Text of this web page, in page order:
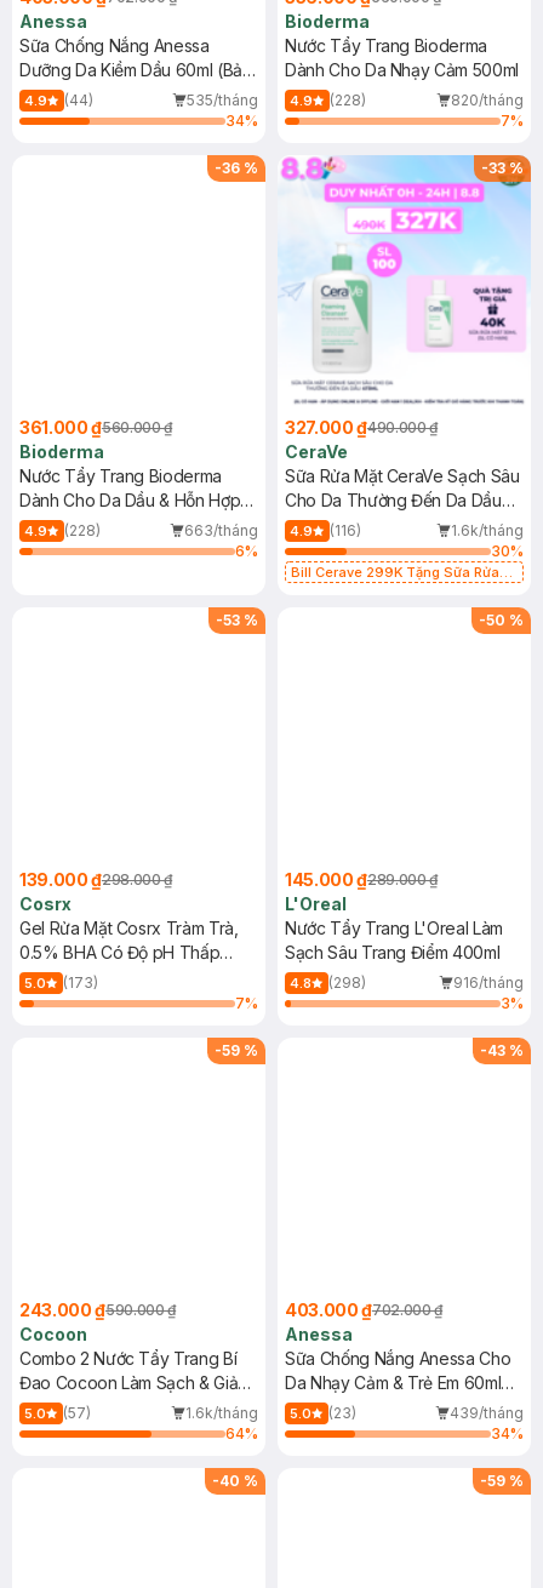
Anessa
Sữa Chống Nắng Anessa
Dưỡng Da Kiềm Dầu 60ml (Bản
Mới)
4.9 (44)
535/tháng
34%
Bioderma
Nước Tẩy Trang Bioderma
Dành Cho Da Nhạy Cảm 500ml
4.9 (228)
820/tháng
7%
-36 %
361.000 ₫560.000 ₫
Bioderma
Nước Tẩy Trang Bioderma
Dành Cho Da Dầu & Hỗn Hợp
500ml
4.9 (228)
663/tháng
6%
-33%
327.000 ₫490.000 ₫
CeraVe
Sữa Rửa Mặt CeraVe Sạch Sâu
Cho Da Thường Đến Da Dầu
473ml
4.9 (116)
1.6k/tháng
30%
Bill Cerave 299K Tặng Sữa Rửa
-53 %
139.000 ₫298.000 ₫
Cosrx
Gel Rửa Mặt Cosrx Tràm Trà,
0.5% BHA Có Độ pH Thấp
150ml
5.0
(173)
7%
-50 %
145.000 ₫289.000 ₫
L'Oreal
Nước Tẩy Trang L'Oreal Làm
Sạch Sâu Trang Điểm 400ml
4.8 (298)
916/tháng
3%
-59 %
243.000 ₫590.000 ₫
Cocoon
Combo 2 Nước Tẩy Trang Bí
Đao Cocoon Làm Sạch & Giảm
Dầu 500ml
5.0 (57)
1.6k/tháng
64%
-43 %
403.000 ₫702.000 ₫
Anessa
Sữa Chống Nắng Anessa Cho
Da Nhạy Cảm & Trẻ Em 60ml
(Mới)
5.0 (23)
439/tháng
34%
-40 % -59 %